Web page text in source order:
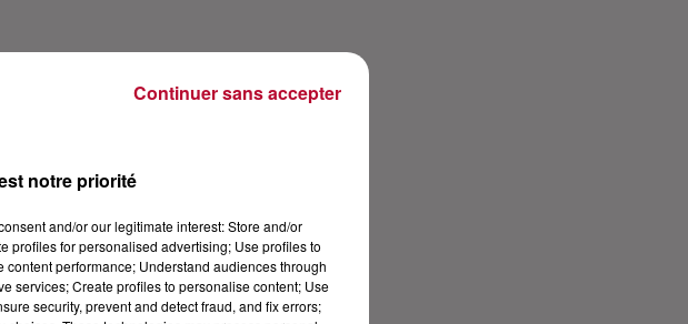
notre priorité
and/or our legitimate interest: Store and/or
profiles for personalised advertising; Use profiles to
performance; Understand audiences through
services; Create profiles to personalise content; Use
security, prevent and detect fraud, and fix errors;
Continuer sans accepter